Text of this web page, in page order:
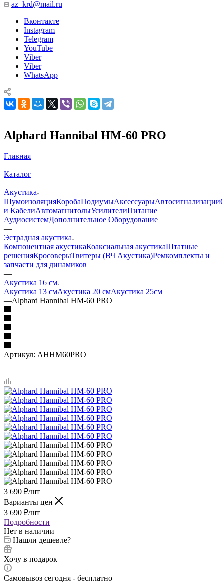
az_krd@mail.ru
Вконтакте
Instagram
Telegram
YouTube
Viber
Viber
WhatsApp
Alphard Hannibal HM-60 PRO
Главная
—
Каталог
—
Акустика
ШумоизоляцияКоробаПодиумыАксессуарыАвтосигнализации
и КабелиАвтомагнитолыУсилителиПитание
АудиосистемДополнительное Оборудование
—
Эстрадная акустика
Компонентная акустикаКоаксиальная акустикаШтатные
решенияКросоверыТвитеры (ВЧ Акустика)Ремкомплекты и
запчасти для динамиков
—
Акустика 16 см
Акустика 13 смАкустика 20 смАкустика 25см
—Alphard Hannibal HM-60 PRO
Артикул: AHHM60PRO
3 690 ₽/шт
Варианты цен
3 690 ₽/шт
Подробности
Нет в наличии
Нашли дешевле?
Хочу в подарок
Самовывоз сегодня - бесплатно